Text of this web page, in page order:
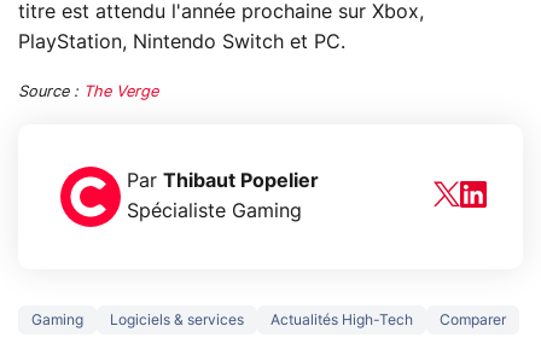
titre est attendu l'année prochaine sur Xbox,
PlayStation, Nintendo Switch et PC.
Source : The Verge
Par Thibaut Popelier
Spécialiste Gaming
Gaming Logiciels & services Actualités High-Tech Comparer
5 générations de
Ce que vous